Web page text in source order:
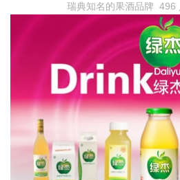
瑞典知名的果酒品牌 496